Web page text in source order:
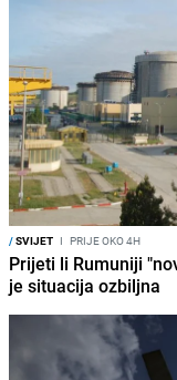
/SVIJET I PRIJE OKO 4H
Prijeti li Rumuniji
je situacija ozbiljna